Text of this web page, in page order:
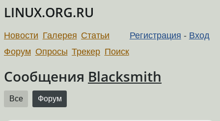
LINUX.ORG.RU
Регистрация - Вход
Новости Галерея Статьи
Форум Опросы Трекер Поиск
Сообщения Blacksmith
Все Форум